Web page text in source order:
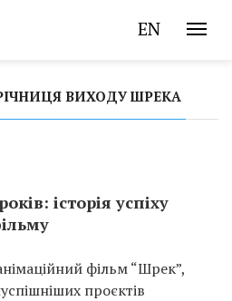
EN
ВИХОДУ ШРЕКА
історія успіху
фільм “Шрек”,
проєктів